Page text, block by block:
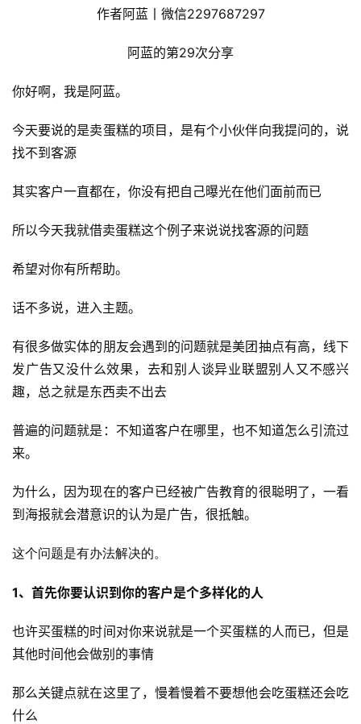
作者阿蓝丨微信2297687297
阿蓝的第29次分享
你好啊，我是阿蓝。
今天要说的是卖蛋糕的项目，是有个小伙伴向我提问的，说
找不到客源
其实客户一直都在，你没有把自己曝光在他们面前而已
所以今天我就借卖蛋糕这个例子来说说找客源的问题
希望对你有所帮助。
话不多说，进入主题。
有很多做实体的朋友会遇到的问题就是美团抽点有高，线下
发广告又没什么效果，去和别人谈异业联盟别人又不感兴
趣，总之就是东西卖不出去
普遍的问题就是：不知道客户在哪里，也不知道怎么引流过
来。
为什么，因为现在的客户已经被广告教育的很聪明了，一看
到海报就会潜意识的认为是广告，很抵触​。
这个问题是有办法解决的。
1、首先你要认识到你的客户是个多样化的人
也许买蛋糕的时间对你来说就是一个买蛋糕的人而已，但是
其他时间他会做别的事情
那么关键点就在这里了，慢着慢着不要想他会吃蛋糕还会吃
什么